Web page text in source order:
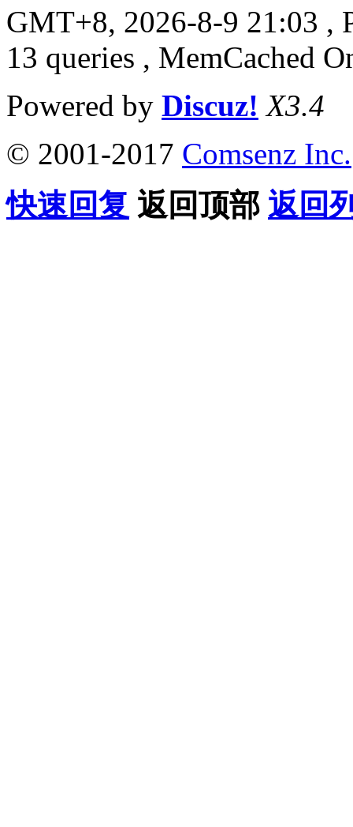
GMT+8, 2026-8-9 21:03 ,
13 queries , MemCached
Powered by Discuz! X3.4
© 2001-2017 Comsenz Inc.
快速回复 返回顶部 返回